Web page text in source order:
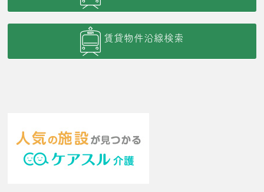
賃貸物件沿線検索